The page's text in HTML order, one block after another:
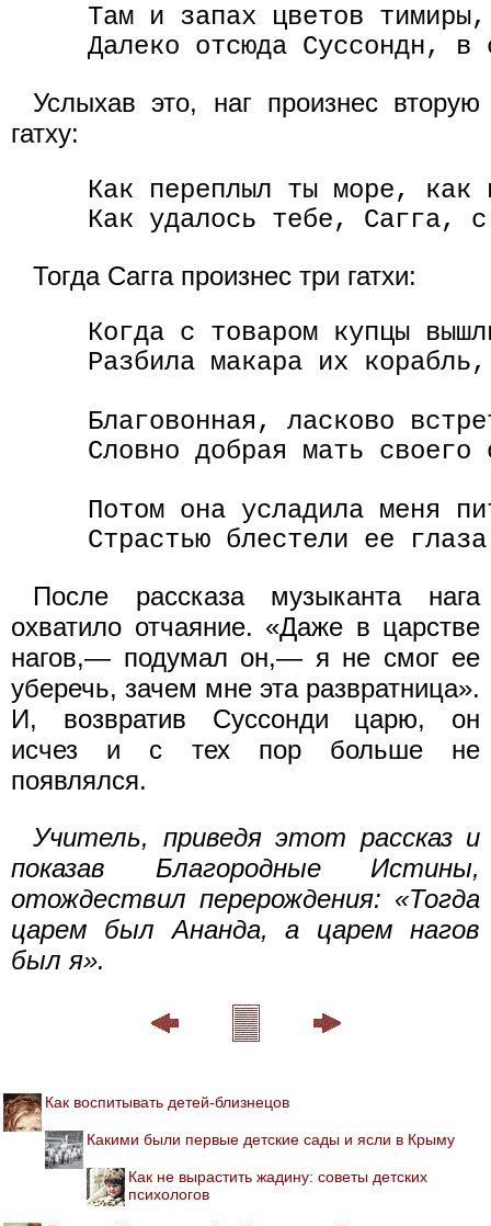
Там и запах цветов
Услыхав это, наг произнес вторую
гатху:
Как переплыл ты море,
Тогда Сагга произнес три гатхи:
Когда с товаром купцы
Разбила макара их
Благовонная, ласково
Словно добрая мать своего
Потом она усладила меня
После рассказа музыканта нага
охватило отчаяние. «Даже в царстве
нагов,— подумал он,— я не смог ее
уберечь, зачем мне эта развратница».
И, возвратив Суссонди царю, он
исчез и с тех пор больше не
появлялся.
Учитель, приведя этот рассказ и
показав Благородные Истины,
отождествил перерождения: «Тогда
царем был Ананда, а царем нагов
был я».
Как воспитывать детей-близнецов
Какими были первые детские сады и ясли в Крыму
Как не вырастить жадину: советы детских
психологов